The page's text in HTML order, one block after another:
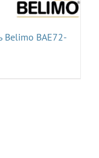
Belimo BAE72-